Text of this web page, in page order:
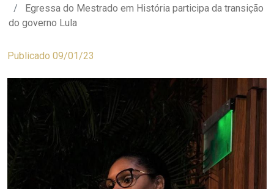
Egressa do Mestrado em História participa da transição
do governo Lula
Publicado 09/01/23